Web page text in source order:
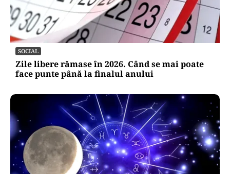
SOCIAL
Zile libere rămase în 2026. Când se mai poate
face punte până la finalul anului